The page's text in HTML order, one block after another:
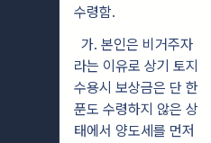
수령함.
가. 본인은 비거주자
라는 이유로 상기 토지
수용시 보상금은 단 한
푼도 수령하지 않은 상
태에서 양도세를 먼저